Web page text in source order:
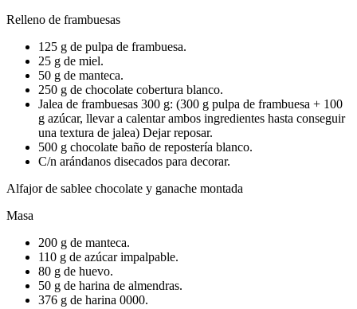
Relleno de frambuesas
125 g de pulpa de frambuesa.
25 g de miel.
50 g de manteca.
250 g de chocolate cobertura blanco.
Jalea de frambuesas 300 g: (300 g pulpa de frambuesa + 100
g azúcar, llevar a calentar ambos ingredientes hasta conseguir
una textura de jalea) Dejar reposar.
500 g chocolate baño de repostería blanco.
C/n arándanos disecados para decorar.
Alfajor de sablee chocolate y ganache montada
Masa
200 g de manteca.
110 g de azúcar impalpable.
80 g de huevo.
50 g de harina de almendras.
376 g de harina 0000.